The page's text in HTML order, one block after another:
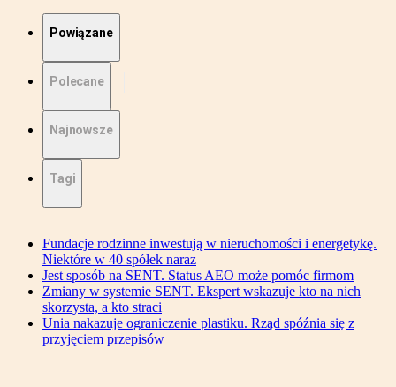
Powiązane
Polecane
Najnowsze
Tagi
Fundacje rodzinne inwestują w nieruchomości i energetykę.
Niektóre w 40 spółek naraz
Jest sposób na SENT. Status AEO może pomóc firmom
Zmiany w systemie SENT. Ekspert wskazuje kto na nich
skorzysta, a kto straci
Unia nakazuje ograniczenie plastiku. Rząd spóźnia się z
przyjęciem przepisów